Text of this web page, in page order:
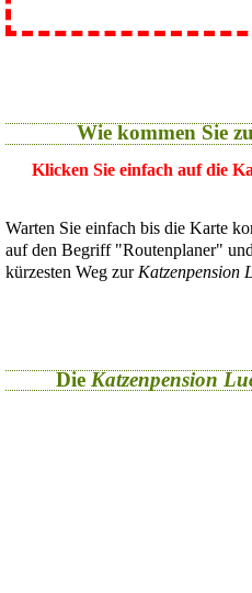
Wie kommen Sie
Klicken Sie einfach auf die
Warten Sie einfach bis die Karte
auf den Begriff "Routenplaner"
kürzesten Weg zur Katzenpension
Die Katzenpension